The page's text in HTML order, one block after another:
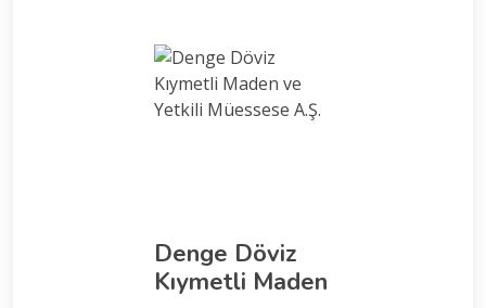
Denge Döviz
Kıymetli Maden